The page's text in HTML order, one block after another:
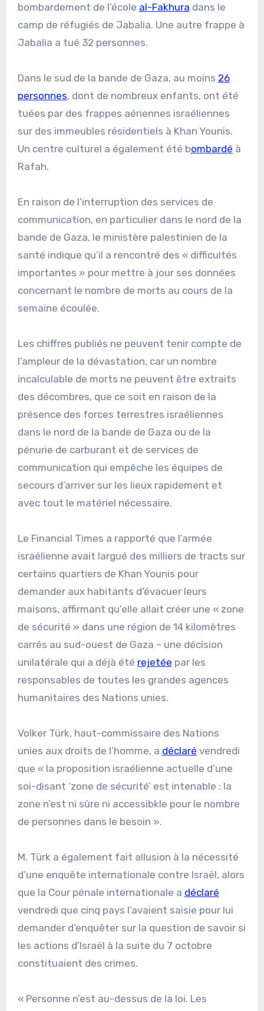
bombardement de l’école al-Fakhura dans le
camp de réfugiés de Jabalia. Une autre frappe à
Jabalia a tué 32 personnes.
Dans le sud de la bande de Gaza, au moins 26
personnes, dont de nombreux enfants, ont été
tuées par des frappes aériennes israéliennes
sur des immeubles résidentiels à Khan Younis.
Un centre culturel a également été bombardé à
Rafah.
En raison de l’interruption des services de
communication, en particulier dans le nord de la
bande de Gaza, le ministère palestinien de la
santé indique qu’il a rencontré des « difficultés
importantes » pour mettre à jour ses données
concernant le nombre de morts au cours de la
semaine écoulée.
Les chiffres publiés ne peuvent tenir compte de
l’ampleur de la dévastation, car un nombre
incalculable de morts ne peuvent être extraits
des décombres, que ce soit en raison de la
présence des forces terrestres israéliennes
dans le nord de la bande de Gaza ou de la
pénurie de carburant et de services de
communication qui empêche les équipes de
secours d’arriver sur les lieux rapidement et
avec tout le matériel nécessaire.
Le Financial Times a rapporté que l’armée
israélienne avait largué des milliers de tracts sur
certains quartiers de Khan Younis pour
demander aux habitants d’évacuer leurs
maisons, affirmant qu’elle allait créer une « zone
de sécurité » dans une région de 14 kilomètres
carrés au sud-ouest de Gaza – une décision
unilatérale qui a déjà été rejetée par les
responsables de toutes les grandes agences
humanitaires des Nations unies.
Volker Türk, haut-commissaire des Nations
unies aux droits de l’homme, a déclaré vendredi
que « la proposition israélienne actuelle d’une
soi-disant ‘zone de sécurité’ est intenable : la
zone n’est ni sûre ni accessibkle pour le nombre
de personnes dans le besoin ».
M. Türk a également fait allusion à la nécessité
d’une enquête internationale contre Israël, alors
que la Cour pénale internationale a déclaré
vendredi que cinq pays l’avaient saisie pour lui
demander d’enquêter sur la question de savoir si
les actions d’Israël à la suite du 7 octobre
constituaient des crimes.
« Personne n’est au-dessus de la loi. Les